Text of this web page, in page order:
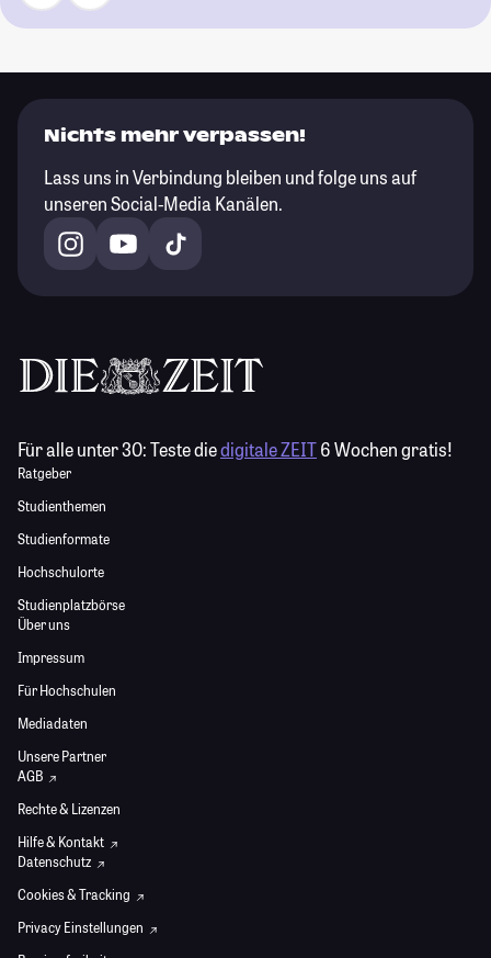
Nichts mehr verpassen!
Lass uns in Verbindung bleiben und folge uns auf
unseren Social-Media Kanälen.
Für alle unter 30:Teste diedigitale ZEIT6 Wochen gratis!
Ratgeber
Studienthemen
Studienformate
Hochschulorte
Studienplatzbörse
Über uns
Impressum
Für Hochschulen
Mediadaten
Unsere Partner
AGB
Rechte & Lizenzen
Hilfe & Kontakt
Datenschutz
Cookies & Tracking
Privacy Einstellungen